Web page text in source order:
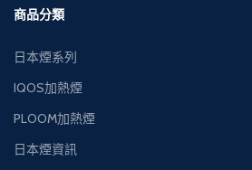
商品分類
日本煙系列
IQOS加熱煙
PLOOM加熱煙
日本煙資訊